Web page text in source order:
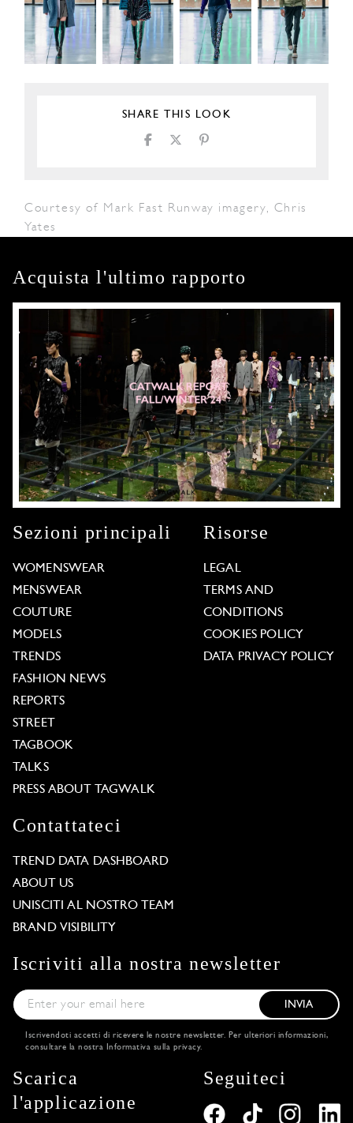
SHARE THIS LOOK
Courtesy of Mark Fast Runway imagery, Chris
Yates
Acquista l'ultimo rapporto
Sezioni principali
WOMENSWEAR
MENSWEAR
COUTURE
MODELS
TRENDS
FASHION NEWS
REPORTS
STREET
TAGBOOK
TALKS
PRESS ABOUT TAGWALK
Risorse
LEGAL
TERMS AND
CONDITIONS
COOKIES POLICY
DATA PRIVACY POLICY
Contattateci
TREND DATA DASHBOARD
ABOUT US
UNISCITI AL NOSTRO TEAM
BRAND VISIBILITY
Iscriviti alla nostra newsletter
INVIA
Iscrivendoti accetti di ricevere le nostre newsletter. Per ulteriori informazioni,
consultare la nostra
Informativa sulla privacy.
Scarica
l'applicazione
Seguiteci